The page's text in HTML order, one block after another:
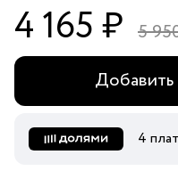
4 165 ₽ 5
Добавить
4